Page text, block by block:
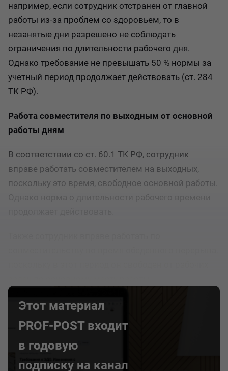
например, если сотрудник отстранен от главной
работы из-за проблем со здоровьем, то в
незанятые дни разрешено не соблюдать
ограничения по длительности рабочего дня.
Однако требование не превышать 50 % нормы за
учетный период продолжает действовать (ст. 284
ТК РФ).
Работа совместителя по выходным от основной
работы дням
В соответствии со ст. 60.1 ТК РФ, сотрудник
вправе работать совместителем на выходных,
поскольку это время, свободное основной работы.
Этот материал
PROF-POST входит
в годовую
подписку на канал